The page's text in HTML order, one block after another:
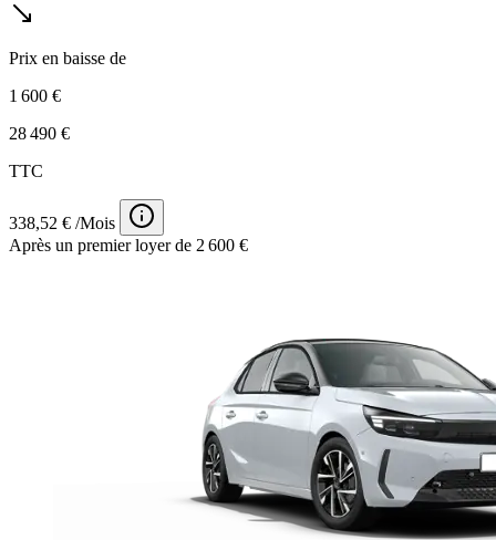
Prix en baisse de
1 600 €
28 490 €
TTC
338,52 € /Mois
Après un premier loyer de 2 600 €